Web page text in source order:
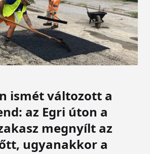
ismét változott a
az Egri úton a
megnyílt az
ugyanakkor a